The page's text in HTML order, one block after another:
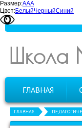
Размер:ААА
Цвет:БелыйЧерныйСиний
Школа
ГЛАВНАЯ
ГЛАВНАЯ